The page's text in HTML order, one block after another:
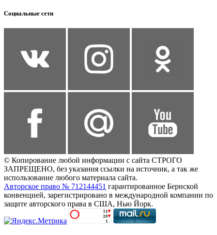
Социальные сети
© Копирование любой информации с сайта СТРОГО
ЗАПРЕЩЕНО, без указания ссылки на источник, а так же
использование любого материала сайта.
Авторское право № 712144451 гарантированное Бернской
конвенцией, зарегистрировано в международной компании по
защите авторского права в США, Нью Йорк.